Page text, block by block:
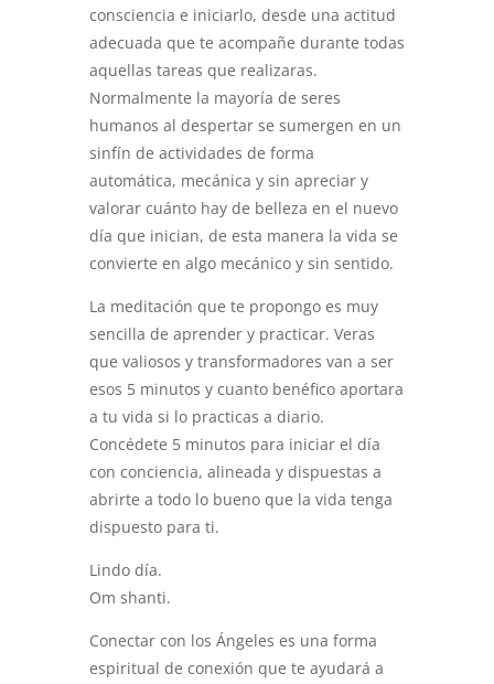
consciencia e iniciarlo, desde una actitud
adecuada que te acompañe durante todas
aquellas tareas que realizaras.
Normalmente la mayoría de seres
humanos al despertar se sumergen en un
sinfín de actividades de forma
automática, mecánica y sin apreciar y
valorar cuánto hay de belleza en el nuevo
día que inician, de esta manera la vida se
convierte en algo mecánico y sin sentido.
La meditación que te propongo es muy
sencilla de aprender y practicar. Veras
que valiosos y transformadores van a ser
esos 5 minutos y cuanto benéfico aportara
a tu vida si lo practicas a diario.
Concédete 5 minutos para iniciar el día
con conciencia, alineada y dispuestas a
abrirte a todo lo bueno que la vida tenga
dispuesto para ti.
Lindo día.
Om shanti.
Conectar con los Ángeles es una forma
espiritual de conexión que te ayudará a